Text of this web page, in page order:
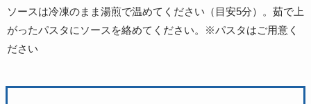
ソースは冷凍のまま湯煎で温めてください（目安5分）。茹で上
がったパスタにソースを絡めてください。※パスタはご用意く
ださい